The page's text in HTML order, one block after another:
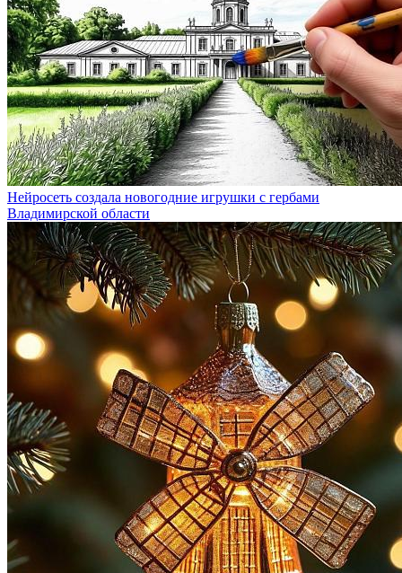
Нейросеть создала новогодние игрушки с гербами
Владимирской области